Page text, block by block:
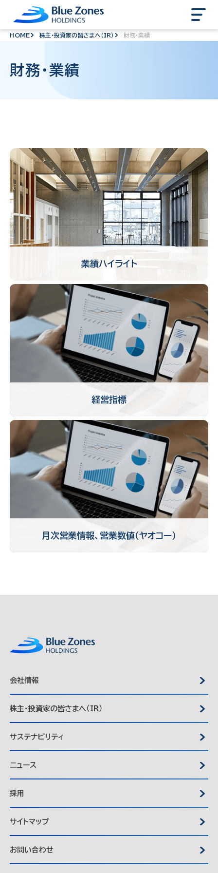
HOME 株主・投資家の皆さまへ（IR） 財務・業績
財務・業績
業績ハイライト
経営指標
月次営業情報、営業数値（ヤオコー）
会社情報
株主・投資家の皆さまへ（IR）
サステナビリティ
ニュース
採用
サイトマップ
お問い合わせ